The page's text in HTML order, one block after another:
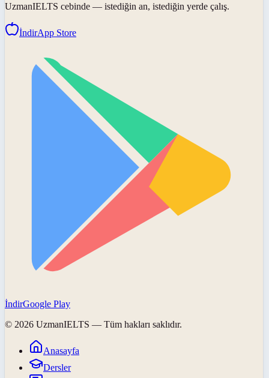
UzmanIELTS cebinde — istediğin an, istediğin yerde çalış.
İndirApp Store
İndirGoogle Play
© 2026 UzmanIELTS — Tüm hakları saklıdır.
Anasayfa
Dersler